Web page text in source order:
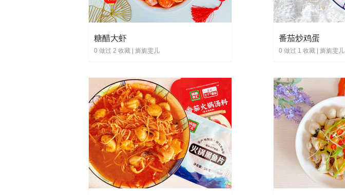
糖醋大虾
0 做过 2 收藏 | 旖旎雯儿
番茄炒鸡蛋
0 做过 1 收藏 | 旖旎雯儿